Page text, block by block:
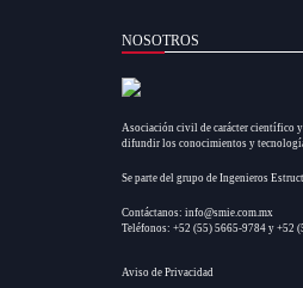
NOSOTROS
Asociación civil de carácter científico
difundir los conocimientos y
Se parte del grupo de Ingenieros
Contáctanos: info@smie.com.mx
Teléfonos: +52 (55) 5665-9784 y +52
Aviso de Privacidad